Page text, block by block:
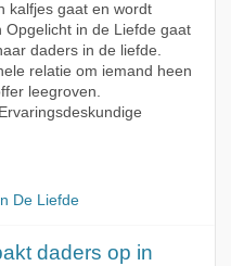
kalfjes gaat en wordt
in de Liefde gaat
daders in de liefde.
relatie om iemand heen
leegroven.
De Liefde
daders op in